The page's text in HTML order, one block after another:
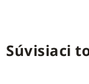
Súvisiaci